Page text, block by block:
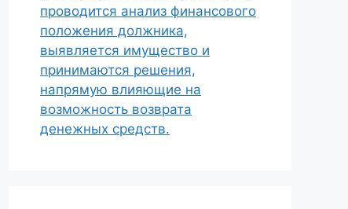
проводится анализ финансового
положения должника,
выявляется имущество и
принимаются решения,
напрямую влияющие на
возможность возврата
денежных средств.